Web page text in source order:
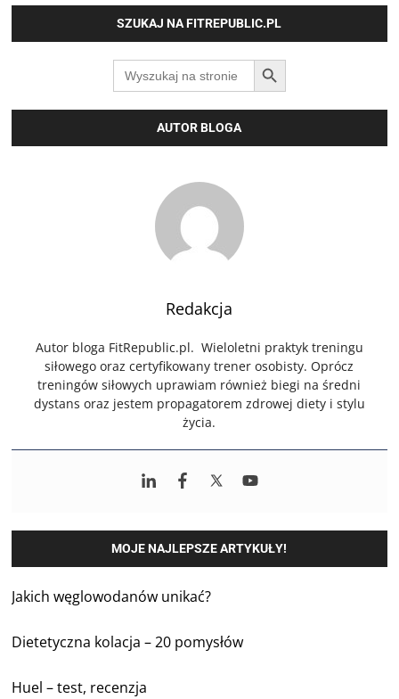
SZUKAJ NA FITREPUBLIC.PL
Search
for:
SEARCH BUTTON
AUTOR BLOGA
Redakcja
Autor bloga FitRepublic.pl. Wieloletni praktyk treningu
siłowego oraz certyfikowany trener osobisty. Oprócz
treningów siłowych uprawiam również biegi na średni
dystans oraz jestem propagatorem zdrowej diety i stylu
życia.
MOJE NAJLEPSZE ARTYKUŁY!
Jakich węglowodanów unikać?
Dietetyczna kolacja – 20 pomysłów
Huel – test, recenzja